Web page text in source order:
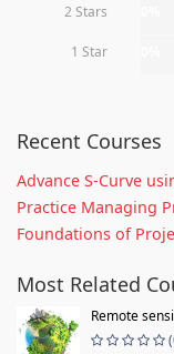
2 Stars
1 Star
Recent Courses
Advance S-Curve
Practice Managing
Foundations of
Most Related
Remote